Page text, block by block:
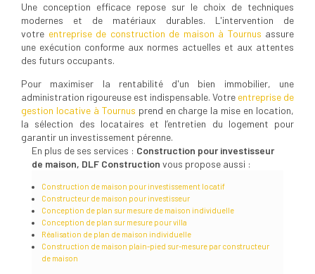
Une conception efficace repose sur le choix de techniques
modernes et de matériaux durables. L'intervention de
votre entreprise de construction de maison à Tournus assure
une exécution conforme aux normes actuelles et aux attentes
des futurs occupants.
Pour maximiser la rentabilité d'un bien immobilier, une
administration rigoureuse est indispensable. Votre entreprise de
gestion locative à Tournus prend en charge la mise en location,
la sélection des locataires et l’entretien du logement pour
garantir un investissement pérenne.
En plus de ses services : Construction pour investisseur
de maison, DLF Construction vous propose aussi :
Construction de maison pour investissement locatif
Constructeur de maison pour investisseur
Conception de plan sur mesure de maison individuelle
Conception de plan sur mesure pour villa
Réalisation de plan de maison individuelle
Construction de maison plain-pied sur-mesure par constructeur
de maison